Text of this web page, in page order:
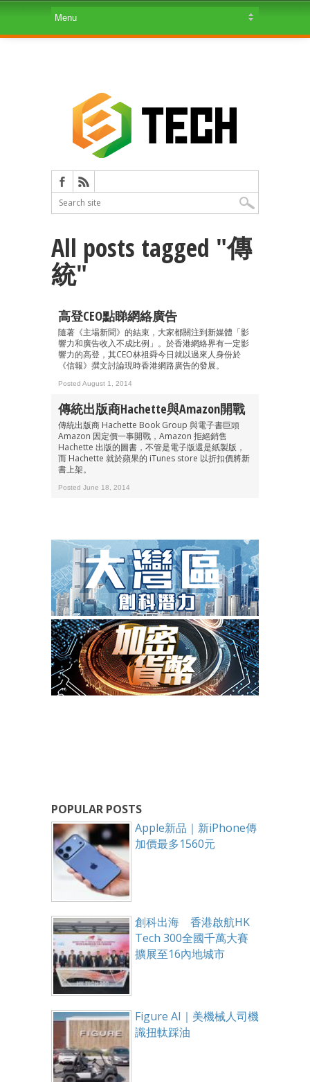
All posts tagged "傳
統"
高登CEO點睇網絡廣告
隨著《主場新聞》的結束，大家都關注到新媒體「影
響力和廣告收入不成比例」。於香港網絡界有一定影
響力的高登，其CEO林祖舜今日就以過來人身份於
《信報》撰文討論現時香港網路廣告的發展。
Posted August 1, 2014
傳統出版商Hachette與Amazon開戰
傳統出版商 Hachette Book Group 與電子書巨頭
Amazon 因定價一事開戰，Amazon 拒絕銷售
Hachette 出版的圖書，不管是電子版還是紙製版，
而 Hachette 就於蘋果的 iTunes store 以折扣價將新
書上架。
Posted June 18, 2014
POPULAR POSTS
Apple新品｜新iPhone傳
加價最多1560元
創科出海 香港啟航HK
Tech 300全國千萬大賽
擴展至16內地城市
Figure AI｜美機械人司機
識扭軚踩油